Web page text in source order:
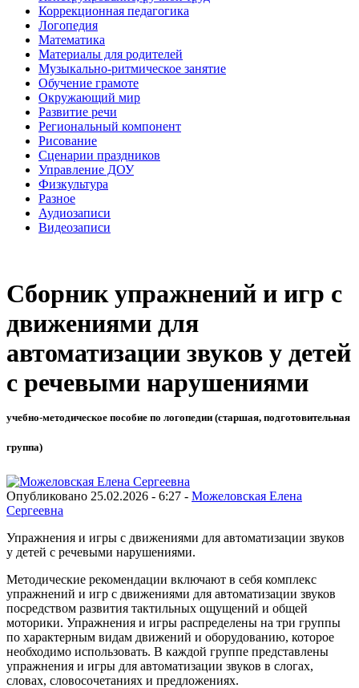
Коррекционная педагогика
Логопедия
Математика
Материалы для родителей
Музыкально-ритмическое занятие
Обучение грамоте
Окружающий мир
Развитие речи
Региональный компонент
Рисование
Сценарии праздников
Управление ДОУ
Физкультура
Разное
Аудиозаписи
Видеозаписи
Сборник упражнений и игр с
движениями для
автоматизации звуков у детей
с речевыми нарушениями
учебно-методическое пособие по логопедии (старшая, подготовительная
группа)
Опубликовано 25.02.2026 - 6:27 - Можеловская Елена
Сергеевна
Упражнения и игры с движениями для автоматизации звуков
у детей с речевыми нарушениями.
Методические рекомендации включают в себя комплекс
упражнений и игр с движениями для автоматизации звуков
посредством развития тактильных ощущений и общей
моторики. Упражнения и игры распределены на три группы
по характерным видам движений и оборудованию, которое
необходимо использовать. В каждой группе представлены
упражнения и игры для автоматизации звуков в слогах,
словах, словосочетаниях и предложениях.